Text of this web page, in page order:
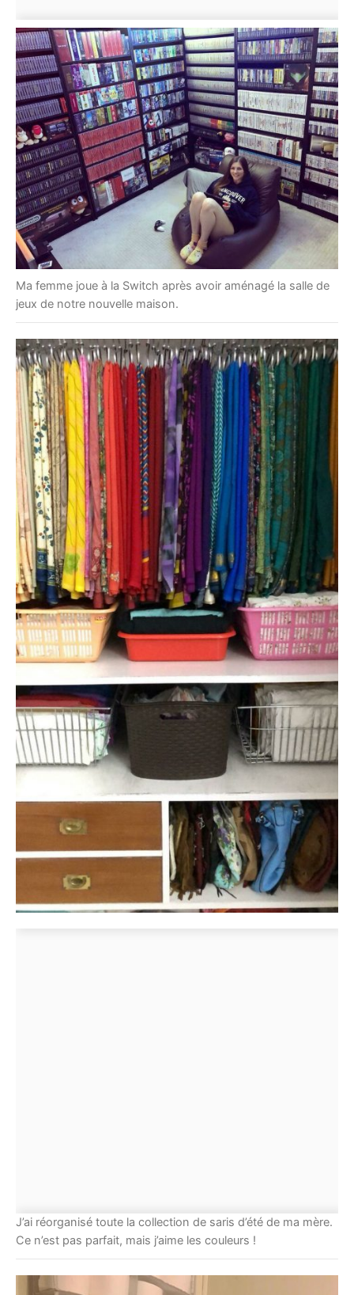
Ma femme joue à la Switch après avoir aménagé la salle de
jeux de notre nouvelle maison.
J’ai réorganisé toute la collection de saris d’été de ma mère.
Ce n’est pas parfait, mais j’aime les couleurs !